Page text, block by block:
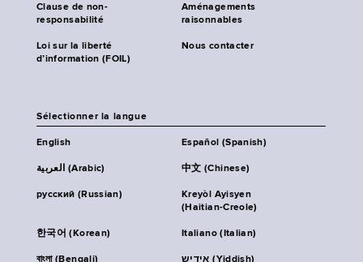
Clause de non-
responsabilité
Aménagements
raisonnables
Loi sur la liberté
d’information (FOIL)
Nous contacter
Sélectionner la langue
English Español (Spanish)
العربية (Arabic) 中文 (Chinese)
русский (Russian)
Kreyòl Ayisyen
(Haitian-Creole)
한국어 (Korean) Italiano (Italian)
বাংলা (Bengali) אידיש (Yiddish)